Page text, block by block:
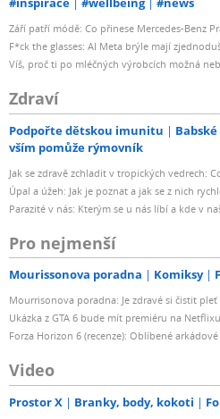
Září patří módě: Co přinese Mercedes-Benz
F*ck the glasses: AI Meta brýle mají
Víš, proč ti po mléčných výrobcích možná
Zdraví
Podpořte dětskou imunitu
vším pomůže rýmovník
Jak se zdravě zchladit v tropických vedrech:
Úpal a úžeh: Jak je poznat a jak se z nich
Parazité v nás: Kterým se u nás líbí a kde v
Pro nejmenší
Mourissonova poradna Komiksy
Mourrisonova poradna: Je zdravé si čistit pleť
Ukázka z GTA 6 bude mít premiéru na Netflixu
Forza Horizon 6 (recenze): Oblíbené
Video
Prostor X Branky, body, kokoti